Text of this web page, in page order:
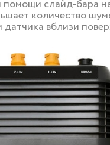
помощи слайд-бара
количество
вблизи